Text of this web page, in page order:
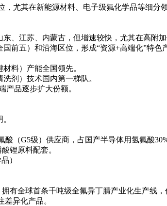
尤其在新能源材料、电子级氟化学品等细分
、江苏、内蒙古，但增速较快，尤其在高附
前五）和沿海区位，形成“资源+高端化”特色
料）产能全国领先。
剂）技术国内第一梯队。
产品逐步扩大份额。
（G5级）供应商，占国产半导体用氢氟酸
锂原料配套。
）
有全球首条千吨级全氟异丁腈产业化生产线
异化产品。